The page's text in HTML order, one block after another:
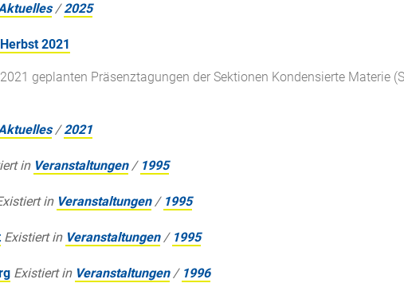
/2025
2021
geplanten Präsenztagungen der Sektionen Kondensierte Materie
/2021
in Veranstaltungen / 1995
in Veranstaltungen / 1995
Existiert in Veranstaltungen / 1995
Existiert in Veranstaltungen / 1996